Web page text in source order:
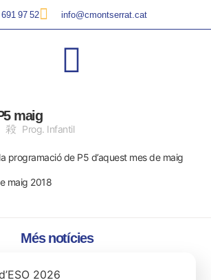
97 52 info@cmontserrat.cat
maig
Prog. Infantil
programació de P5 d’aquest mes de maig
maig 2018
Més notícies